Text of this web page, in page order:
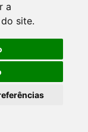
a
site.